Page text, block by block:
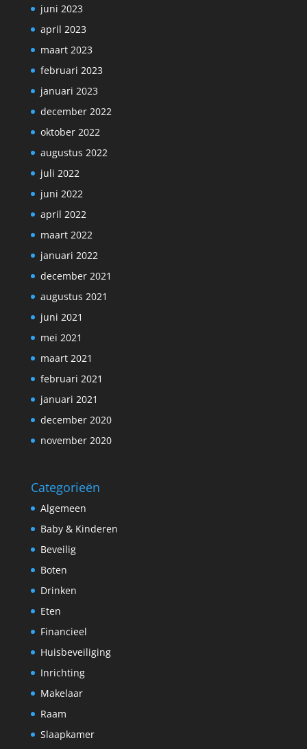
juni 2023
april 2023
maart 2023
februari 2023
januari 2023
december 2022
oktober 2022
augustus 2022
juli 2022
juni 2022
april 2022
maart 2022
januari 2022
december 2021
augustus 2021
juni 2021
mei 2021
maart 2021
februari 2021
januari 2021
december 2020
november 2020
Categorieën
Algemeen
Baby & Kinderen
Beveilig
Boten
Drinken
Eten
Financieel
Huisbeveiliging
Inrichting
Makelaar
Raam
Slaapkamer